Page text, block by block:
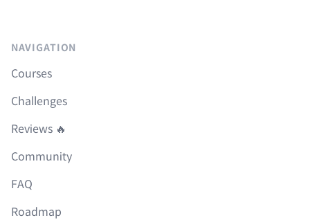
NAVIGATION
Courses
Challenges
Reviews 🔥
Community
FAQ
Roadmap